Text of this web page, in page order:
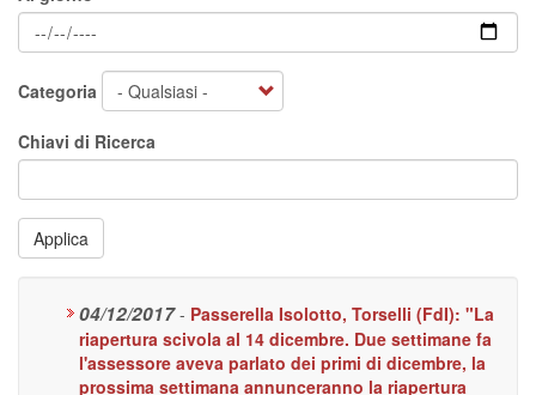
Categoria
Chiavi di Ricerca
Applica
04/12/2017 - Passerella Isolotto, Torselli (FdI): "La
riapertura scivola al 14 dicembre. Due settimane fa
l'assessore aveva parlato dei primi di dicembre, la
prossima settimana annunceranno la riapertura